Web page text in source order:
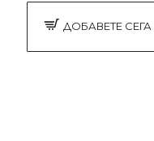
ДОБАВЕТЕ СЕГА